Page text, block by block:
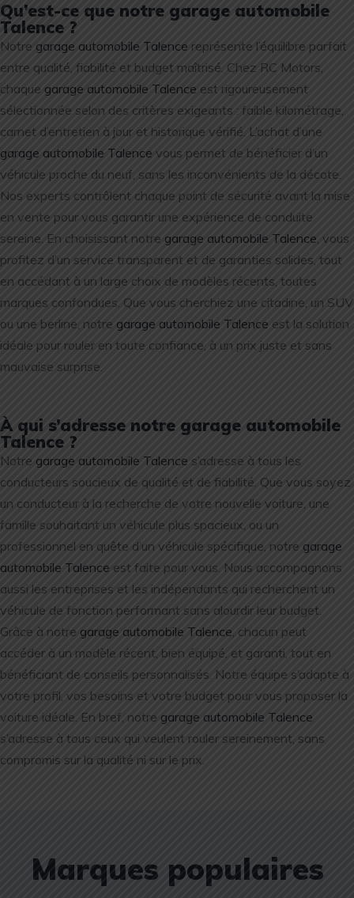
Qu’est-ce que notre garage automobile
Talence ?
Notre garage automobile Talence représente l’équilibre parfait
entre qualité, fiabilité et budget maîtrisé. Chez RC Motors,
chaque garage automobile Talence est rigoureusement
sélectionnée selon des critères exigeants : faible kilométrage,
carnet d’entretien à jour et historique vérifié. L’achat d’une
garage automobile Talence vous permet de bénéficier d’un
véhicule proche du neuf, sans les inconvénients de la décote.
Nos experts contrôlent chaque point de sécurité avant la mise
en vente pour vous garantir une expérience de conduite
sereine. En choisissant notre garage automobile Talence , vous
profitez d’un service transparent et de garanties solides, tout
en accédant à un large choix de modèles récents, toutes
marques confondues. Que vous cherchiez une citadine, un SUV
ou une berline, notre garage automobile Talence est la solution
idéale pour rouler en toute confiance, à un prix juste et sans
mauvaise surprise.
À qui s’adresse notre garage automobile
Talence ?
Notre garage automobile Talence s’adresse à tous les
conducteurs soucieux de qualité et de fiabilité. Que vous soyez
un conducteur à la recherche de votre nouvelle voiture, une
famille souhaitant un véhicule plus spacieux, ou un
professionnel en quête d’un véhicule spécifique, notre garage
automobile Talence est faite pour vous. Nous accompagnons
aussi les entreprises et les indépendants qui recherchent un
véhicule de fonction performant sans alourdir leur budget.
Grâce à notre garage automobile Talence , chacun peut
accéder à un modèle récent, bien équipé, et garanti, tout en
bénéficiant de conseils personnalisés. Notre équipe s’adapte à
votre profil, vos besoins et votre budget pour vous proposer la
voiture idéale. En bref, notre garage automobile Talence
s’adresse à tous ceux qui veulent rouler sereinement, sans
compromis sur la qualité ni sur le prix.
Marques populaires